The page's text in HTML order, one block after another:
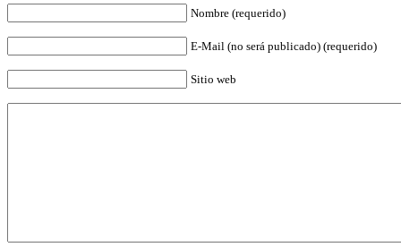
Nombre (requerido)
E-Mail (no será publicado) (requerido)
Sitio web